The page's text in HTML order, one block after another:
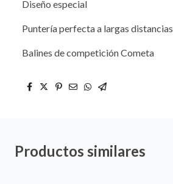
Diseño especial
Puntería perfecta a largas distancias
Balines de competición Cometa
Productos similares